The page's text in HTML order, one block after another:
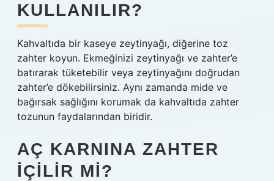
KULLANILIR?
Kahvaltıda bir kaseye zeytinyağı, diğerine toz
zahter koyun. Ekmeğinizi zeytinyağı ve zahter’e
batırarak tüketebilir veya zeytinyağını doğrudan
zahter’e dökebilirsiniz. Aynı zamanda mide ve
bağırsak sağlığını korumak da kahvaltıda zahter
tozunun faydalarından biridir.
AÇ KARNINA ZAHTER
IÇILIR MI?